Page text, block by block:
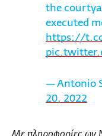
the
executed
https://
— Antonio
20, 2022